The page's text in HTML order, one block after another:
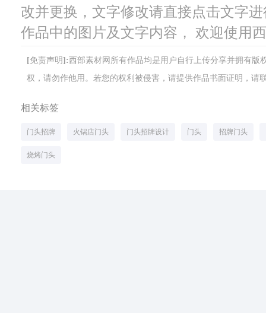
改并更换，文字修改请直接点击文字
作品中的图片及文字内容， 欢迎使用
[免责声明]:西部素材网所有作品均是用户自行上传分享并拥有
权，请勿作他用。若您的权利被侵害，请提供作品书面证明，请
相关标签
门头招牌 火锅店门头 门头招牌设计 门头 招牌门头
烧烤门头